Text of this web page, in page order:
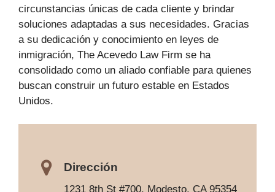
circunstancias únicas de cada cliente y brindar
soluciones adaptadas a sus necesidades. Gracias
a su dedicación y conocimiento en leyes de
inmigración, The Acevedo Law Firm se ha
consolidado como un aliado confiable para quienes
buscan construir un futuro estable en Estados
Unidos.
Dirección
1231 8th St #700, Modesto, CA 95354